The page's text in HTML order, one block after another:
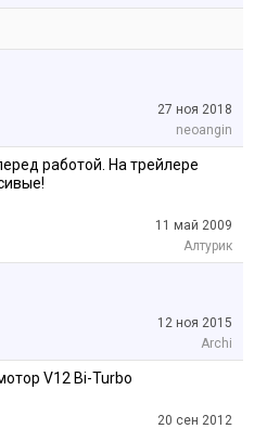
27 ноя 2018
neoangin
работой. На трейлере
11 май 2009
Алтурик
12 ноя 2015
Archi
V12 Bi-Turbo
20 сен 2012